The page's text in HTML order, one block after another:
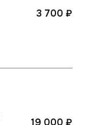
3 700 ₽
19 000 ₽